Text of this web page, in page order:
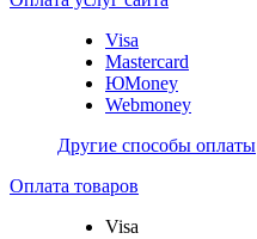
Visa
Mastercard
ЮMoney
Webmoney
Другие способы оплаты
Оплата товаров
Visa